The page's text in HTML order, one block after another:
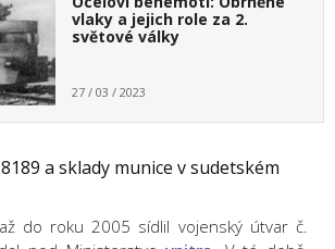
vlaky a jejich role za 2.
světové války
27 / 03 / 2023
a sklady munice v sudetském
do roku 2005 sídlil vojenský útvar č.